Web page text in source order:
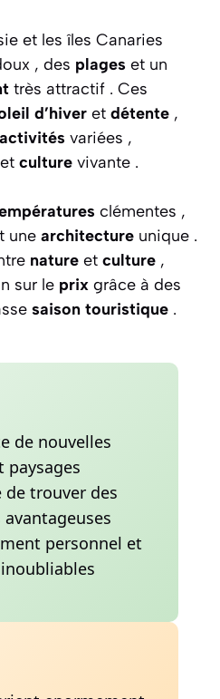
et les îles Canaries
, des plages et un
très attractif . Ces
d’hiver et détente ,
activités variées ,
culture vivante .
clémentes ,
une architecture unique .
nature et culture ,
sur le prix grâce à des
saison touristique .
de nouvelles
paysages
de trouver des
personnel et